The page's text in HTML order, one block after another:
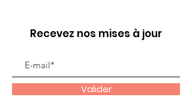
Recevez nos mises à jour
Valider